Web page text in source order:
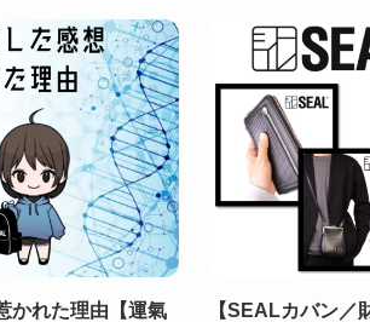
かれた理由【運氣
【SEALカバン